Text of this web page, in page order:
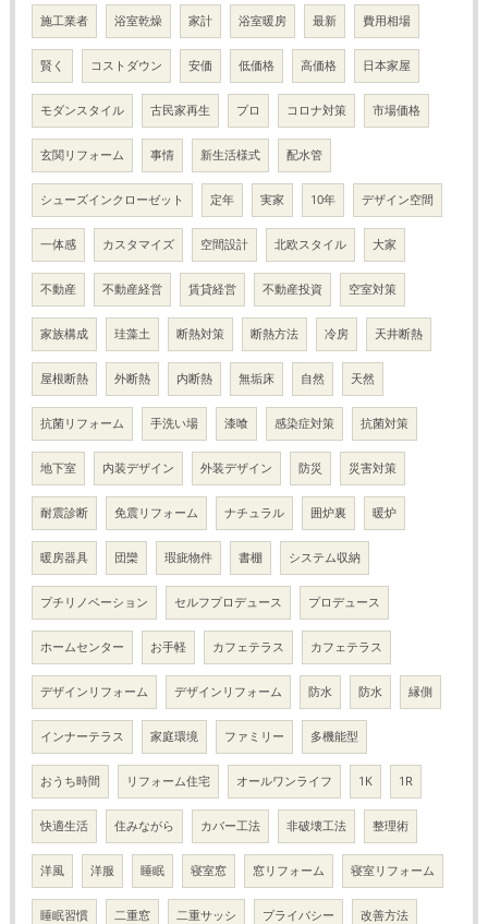
施工業者 浴室乾燥 家計 浴室暖房 最新 費用相場
賢く コストダウン 安価 低価格 高価格 日本家屋
モダンスタイル 古民家再生 プロ コロナ対策 市場価格
玄関リフォーム 事情 新生活様式 配水管
シューズインクローゼット 定年 実家 10年 デザイン空間
一体感 カスタマイズ 空間設計 北欧スタイル 大家
不動産 不動産経営 賃貸経営 不動産投資 空室対策
家族構成 珪藻土 断熱対策 断熱方法 冷房 天井断熱
屋根断熱 外断熱 内断熱 無垢床 自然 天然
抗菌リフォーム 手洗い場 漆喰 感染症対策 抗菌対策
地下室 内装デザイン 外装デザイン 防災 災害対策
耐震診断 免震リフォーム ナチュラル 囲炉裏 暖炉
暖房器具 団欒 瑕疵物件 書棚 システム収納
プチリノベーション セルフプロデュース プロデュース
ホームセンター お手軽 カフェテラス カフェテラス
デザインリフォーム デザインリフォーム 防水 防水 縁側
インナーテラス 家庭環境 ファミリー 多機能型
おうち時間 リフォーム住宅 オールワンライフ 1K 1R
快適生活 住みながら カバー工法 非破壊工法 整理術
洋風 洋服 睡眠 寝室窓 窓リフォーム 寝室リフォーム
睡眠習慣 二重窓 二重サッシ プライバシー 改善方法